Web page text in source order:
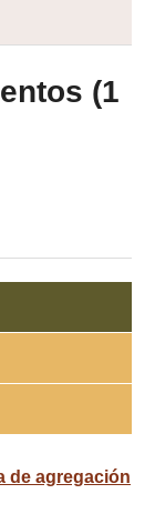
(1
de agregación